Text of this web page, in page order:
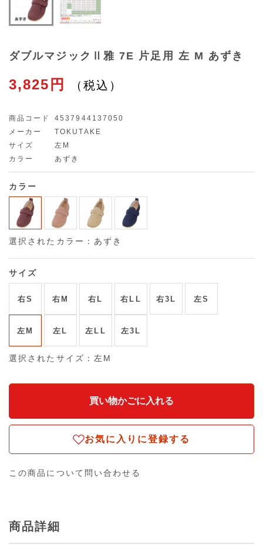
ダブルマジックⅡ雅 7E 片足用 左 M あずき
3,825円
商品コード
4537944137050
メーカー
TOKUTAKE
サイズ
左M
カラー
あずき
カラー
選択されたカラー：あずき
サイズ
右S 右M 右L 右LL 右3L 左S
左M 左L 左LL 左3L
選択されたサイズ：左M
お気に入りに登録する
この商品について問い合わせる
商品詳細